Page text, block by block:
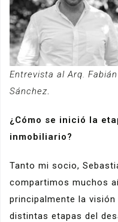
Entrevista al Arq.
Sánchez.
¿Cómo se inició la
inmobiliario?
Tanto mi socio,
compartimos muchos
principalmente la
distintas etapas del